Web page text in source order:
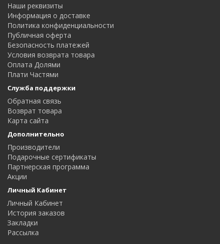
Наши реквизиты
Информация о доставке
Политика конфиденциальности
Публичная оферта
Безопасность платежей
Условия возврата товара
Оплата Долями
Плати Частями
Служба поддержки
Обратная связь
Возврат товара
Карта сайта
Дополнительно
Производители
Подарочные сертификаты
Партнерская программа
Акции
Личный Кабинет
Личный Кабинет
История заказов
Закладки
Рассылка